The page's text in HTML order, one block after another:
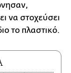
να στοχεύσει
το πλαστικό.